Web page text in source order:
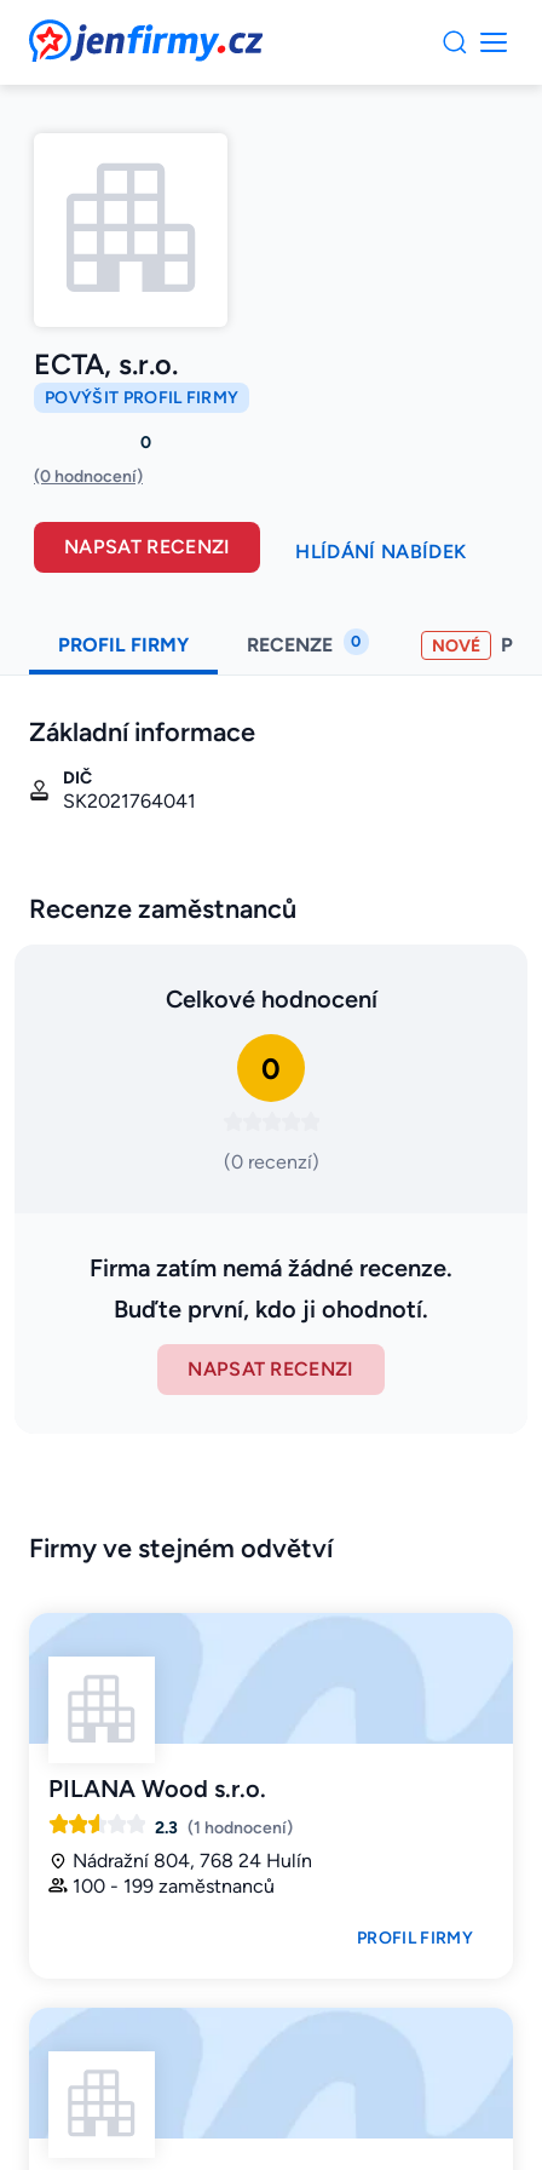
JenFirmy.cz
ECTA, s.r.o.
POVÝŠIT PROFIL FIRMY
0
(0 hodnocení)
NAPSAT RECENZI HLÍDÁNÍ NABÍDEK
PROFIL FIRMY RECENZE 0 NOVÉ
Základní informace
DIČ
SK2021764041
Recenze zaměstnanců
Celkové hodnocení
0
(0 recenzí)
Firma zatím nemá žádné recenze.
Buďte první, kdo ji ohodnotí.
NAPSAT RECENZI
Firmy ve stejném odvětví
PILANA Wood s.r.o.
2.3 (1 hodnocení)
Nádražní 804, 768 24 Hulín
100 - 199 zaměstnanců
PROFIL FIRMY